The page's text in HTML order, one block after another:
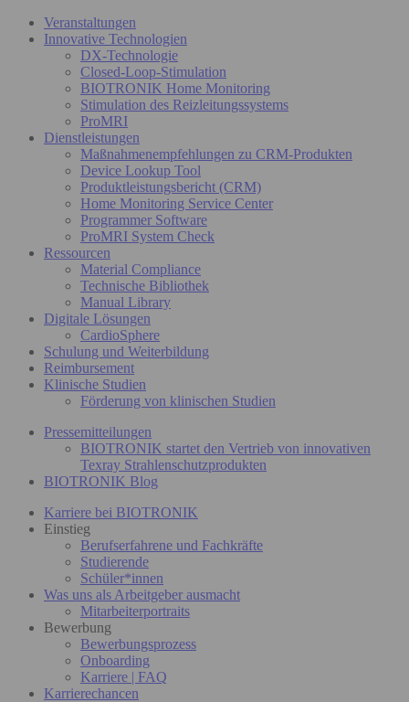
Veranstaltungen
Innovative Technologien
DX-Technologie
Closed-Loop-Stimulation
BIOTRONIK Home Monitoring
Stimulation des Reizleitungssystems
ProMRI
Dienstleistungen
Maßnahmenempfehlungen zu CRM-Produkten
Device Lookup Tool
Produktleistungsbericht (CRM)
Home Monitoring Service Center
Programmer Software
ProMRI System Check
Ressourcen
Material Compliance
Technische Bibliothek
Manual Library
Digitale Lösungen
CardioSphere
Schulung und Weiterbildung
Reimbursement
Klinische Studien
Förderung von klinischen Studien
Pressemitteilungen
BIOTRONIK startet den Vertrieb von innovativen
Texray Strahlenschutzprodukten
BIOTRONIK Blog
Karriere bei BIOTRONIK
Einstieg
Berufserfahrene und Fachkräfte
Studierende
Schüler*innen
Was uns als Arbeitgeber ausmacht
Mitarbeiterportraits
Bewerbung
Bewerbungsprozess
Onboarding
Karriere | FAQ
Karrierechancen